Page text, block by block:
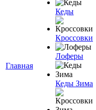
Главная
Кеды
Кроссовки
Лоферы
Кеды Зима